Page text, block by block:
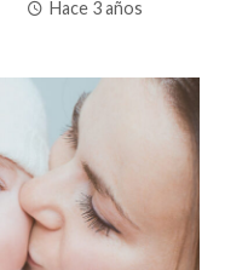
Hace 3 años